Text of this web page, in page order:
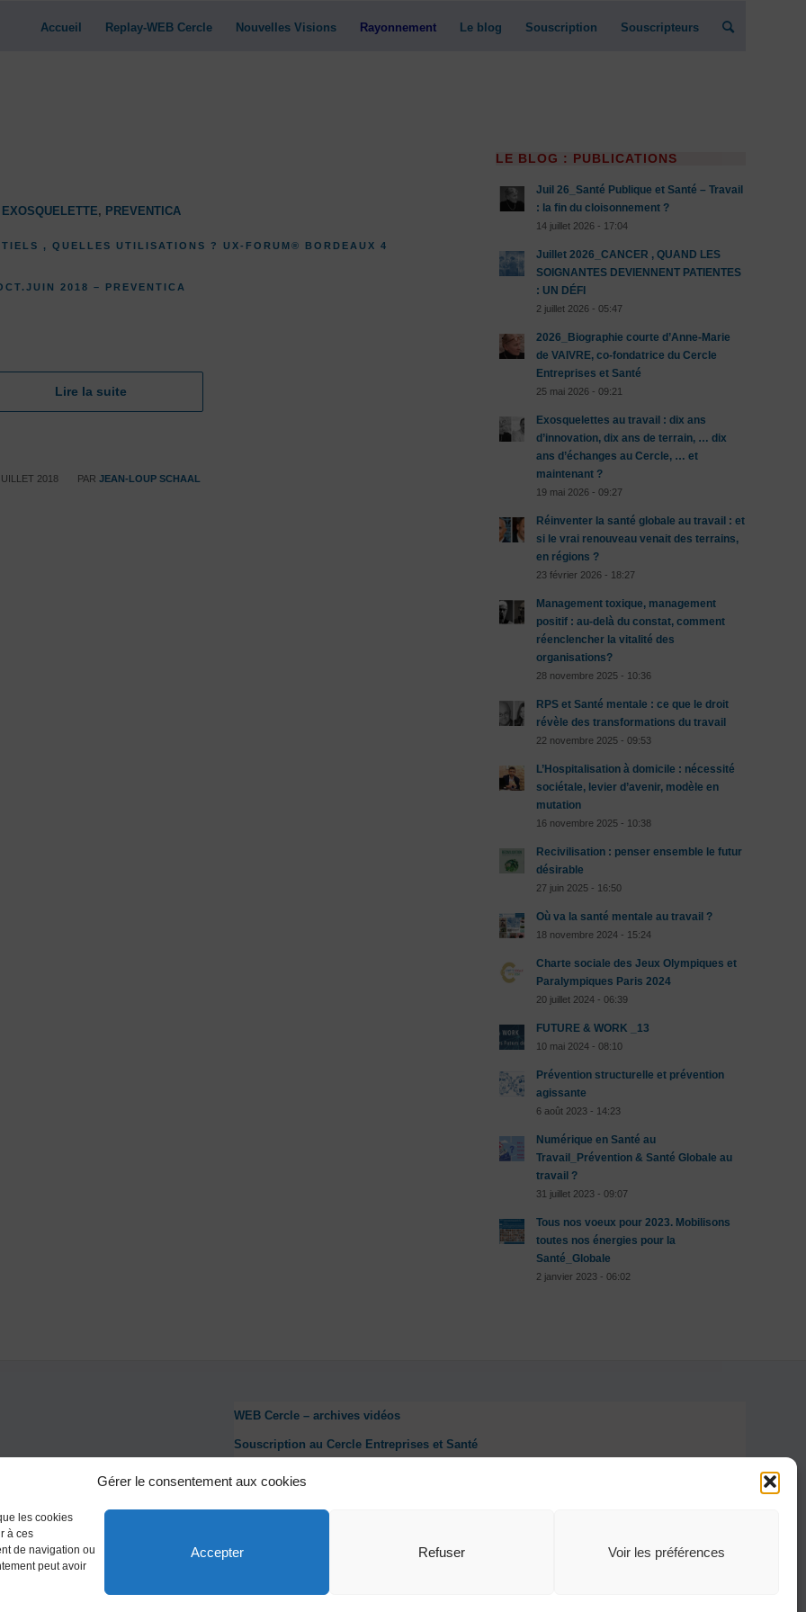
Gérer le consentement aux cookies
les cookies
à ces
de navigation ou
peut avoir
Accepter Refuser Voir les préférences
Accueil Replay-WEB Cercle Nouvelles Visions Rayonnement Le blog Souscription Souscripteurs
EXOSQUELETTE, PREVENTICA
, QUELLES UTILISATIONS ? UX-FORUM® BORDEAUX 4
2018 – PREVENTICA
Lire la suite
2018
/ PAR JEAN-LOUP SCHAAL
LE BLOG : PUBLICATIONS
Juil 26_Santé Publique et Santé – Travail
: la fin du cloisonnement ?
14 juillet 2026 - 17:04
Juillet 2026_CANCER , QUAND LES
SOIGNANTES DEVIENNENT PATIENTES
: UN DÉFI
2 juillet 2026 - 05:47
2026_Biographie courte d’Anne-Marie
de VAIVRE, co-fondatrice du Cercle
Entreprises et Santé
25 mai 2026 - 09:21
Exosquelettes au travail : dix ans
d’innovation, dix ans de terrain, … dix
ans d’échanges au Cercle, … et
maintenant ?
19 mai 2026 - 09:27
Réinventer la santé globale au travail : et
si le vrai renouveau venait des terrains,
en régions ?
23 février 2026 - 18:27
Management toxique, management
positif : au-delà du constat, comment
réenclencher la vitalité des
organisations?
28 novembre 2025 - 10:36
RPS et Santé mentale : ce que le droit
révèle des transformations du travail
22 novembre 2025 - 09:53
L’Hospitalisation à domicile : nécessité
sociétale, levier d’avenir, modèle en
mutation
16 novembre 2025 - 10:38
Recivilisation : penser ensemble le futur
désirable
27 juin 2025 - 16:50
Où va la santé mentale au travail ?
18 novembre 2024 - 15:24
Charte sociale des Jeux Olympiques et
Paralympiques Paris 2024
20 juillet 2024 - 06:39
FUTURE & WORK _13
10 mai 2024 - 08:10
Prévention structurelle et prévention
agissante
6 août 2023 - 14:23
Numérique en Santé au
Travail_Prévention & Santé Globale au
travail ?
31 juillet 2023 - 09:07
Tous nos voeux pour 2023. Mobilisons
toutes nos énergies pour la
Santé_Globale
2 janvier 2023 - 06:02
WEB Cercle – archives vidéos
Souscription au Cercle Entreprises et Santé
Nous contacter
Politique de cookies (UE)
Conditions générales